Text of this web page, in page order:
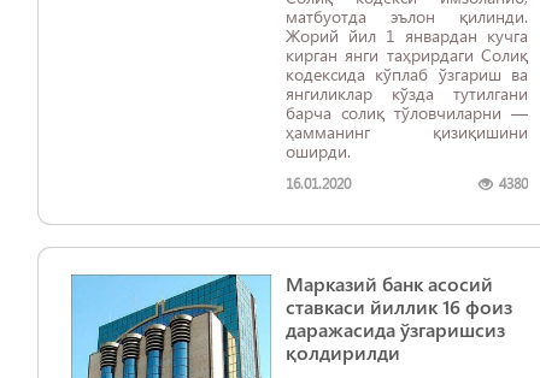
матбуотда эълон қилинди.
Жорий йил 1 январдан кучга
кирган янги таҳрирдаги Солиқ
кодексида кўплаб ўзгариш ва
янгиликлар кўзда тутилгани
барча солиқ тўловчиларни —
ҳамманинг қизиқишини
оширди.
16.01.2020 4380
Марказий банк асосий
ставкаси йиллик 16 фоиз
даражасида ўзгаришсиз
қолдирилди